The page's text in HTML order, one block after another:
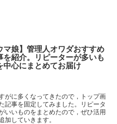
マ娘】管理人オワダおすすめ
を紹介。リピーターが多いも
中心にまとめてお届け
がに多くなってきたので，トップ画
記事を固定してみました。リピータ
いいものをまとめたので，ぜひ活用
加していきます。